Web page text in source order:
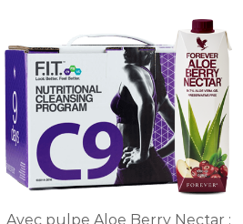
Avec pulpe Aloe Berry Nectar :